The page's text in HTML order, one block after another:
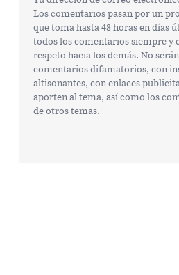
Los comentarios pasan por un
que toma hasta 48 horas en días
todos los comentarios siempre y
respeto hacia los demás. No
comentarios difamatorios, con
altisonantes, con enlaces
aporten al tema, así como los
de otros temas.